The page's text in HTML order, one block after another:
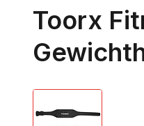
Toorx